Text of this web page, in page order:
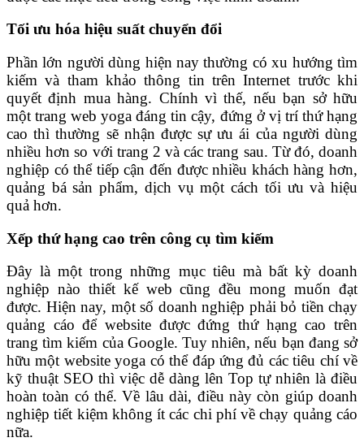
Tối ưu hóa hiệu suất chuyển đổi
Phần lớn người dùng hiện nay thường có xu hướng tìm
kiếm và tham khảo thông tin trên Internet trước khi
quyết định mua hàng. Chính vì thế, nếu bạn sở hữu
một trang web yoga đáng tin cậy, đứng ở vị trí thứ hạng
cao thì thường sẽ nhận được sự ưu ái của người dùng
nhiều hơn so với trang 2 và các trang sau. Từ đó, doanh
nghiệp có thể tiếp cận đến được nhiều khách hàng hơn,
quảng bá sản phẩm, dịch vụ một cách tối ưu và hiệu
quả hơn.
Xếp thứ hạng cao trên công cụ tìm kiếm
Đây là một trong những mục tiêu mà bất kỳ doanh
nghiệp nào thiết kế web cũng đều mong muốn đạt
được. Hiện nay, một số doanh nghiệp phải bỏ tiền chạy
quảng cáo để website được đứng thứ hạng cao trên
trang tìm kiếm của Google. Tuy nhiên, nếu bạn đang sở
hữu một website yoga có thể đáp ứng đủ các tiêu chí về
kỹ thuật SEO thì việc dễ dàng lên Top tự nhiên là điều
hoàn toàn có thể. Về lâu dài, điều này còn giúp doanh
nghiệp tiết kiệm không ít các chi phí về chạy quảng cáo
nữa.